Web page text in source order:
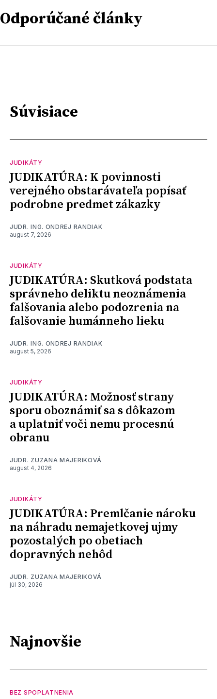
Odporúčané články
Súvisiace
JUDIKÁTY
JUDIKATÚRA: K povinnosti
verejného obstarávateľa popísať
podrobne predmet zákazky
JUDR. ING. ONDREJ RANDIAK
august 7, 2026
JUDIKÁTY
JUDIKATÚRA: Skutková podstata
správneho deliktu neoznámenia
falšovania alebo podozrenia na
falšovanie humánneho lieku
JUDR. ING. ONDREJ RANDIAK
august 5, 2026
JUDIKÁTY
JUDIKATÚRA: Možnosť strany
sporu oboznámiť sa s dôkazom
a uplatniť voči nemu procesnú
obranu
JUDR. ZUZANA MAJERIKOVÁ
august 4, 2026
JUDIKÁTY
JUDIKATÚRA: Premlčanie nároku
na náhradu nemajetkovej ujmy
pozostalých po obetiach
dopravných nehôd
JUDR. ZUZANA MAJERIKOVÁ
júl 30, 2026
Najnovšie
BEZ SPOPLATNENIA